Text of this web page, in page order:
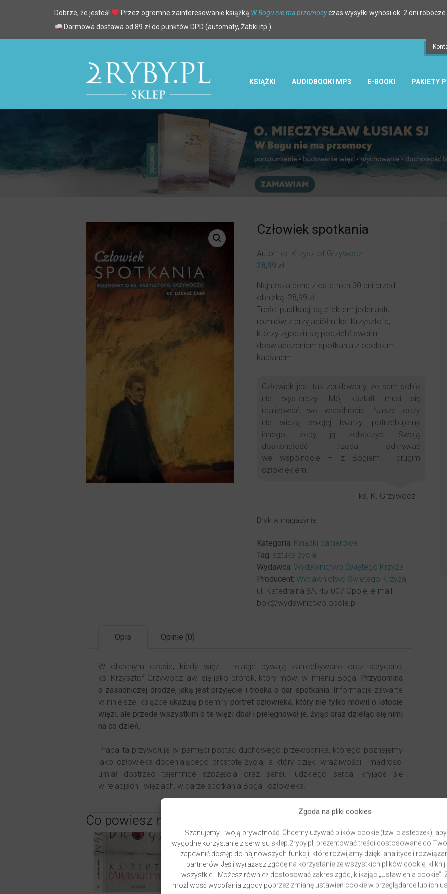
Zgoda na pliki cookies
Szanujemy Twoją prywatność. Chcemy używać plików cookie (tzw. ciasteczek),
wygodne korzystanie z serwisu sklep.2ryby.pl, prezentować treści dostosowane do
zapewnić dostęp do najnowszych funkcji, które rozwijamy dzięki analityce i
partnerów. Jeśli wyrażasz zgodę na korzystanie ze wszystkich plików cookie, kliknij
wszystkie”. Możesz również dostosować zakres zgód, klikając „Ustawienia cookie”.
możliwość wycofania zgody poprzez zmianę ustawień cookie w przeglądarce lub ich
Dobrze, że jesteś! Przez ogromne zainteresowanie książką W Bogu nie ma przemocyczas wysyłki wynosi ok. 2 dni robocze.
Darmowa dostawa od 89 zł do punktów DPD (automaty, Żabki itp.)
KSIĄŻKI AUDIOBOOKI MP3 E-BOOKI PAKIETY
Człowiek spotkania
Autor: ks. Krzysztof Grzywocz
28,99 zł
Najniższa cena z ostatnich 30 dni przed
obniżką: 28,99 zł
Treści publikacji są efektem jedenastu
rozmów z przyjaciółmi ks. Krzysztofa,
którzy zgodzili się podzielić swoim
doświadczeniem spotkania z opolskim
kapłanem.
Człowiek jest tak zbudowany, że sam sobie
nie wystarczy. Mój kształt musi się
realizować we wspólnocie. Nasze oczy
nie widzą swojej twarzy, potrzebujemy
innego, żeby ją zobaczyć. Swoją
doskonałość trzeba odkrywać
we wspólnocie – z Bogiem i drugim
człowiekiem.
ks. K. Grzywocz
Brak w magazynie
Kategoria: Książki papierowe
Tag: sztuka życia
Wydawca: Wydawnictwo Świętego Krzyża
Producent: Wydawnictwo Świętego Krzyża,
ul. Katedralna 8A, 45-007 Opole, e-mail:
bok@wydawnictwo.opole.pl
Opis Opinie (0)
W obecnym czasie, kiedy więzi i relacje bywają zaniedbywane oraz spłycane,
ks. Krzysztof Grzywocz jawi się jako prorok, który mówi w imieniu Boga.
Przypomina
o zasadniczej drodze, jaką jest przyjęcie i troska o dar spotkania. Informacje zawarte
w niniejszej książce ukazują pisemny portret człowieka, który nie tylko mówił o istocie
więzi, ale przede wszystkim o te więzi dbał i pielęgnował je, żyjąc oraz dzieląc się nimi
na co dzień.
Praca ta przywołuje w pamięci postać duchowego przewodnika, którego poznajemy
jako człowieka doceniającego prostotę życia, a który dzięki wrażliwości i mądrości
umiał dostrzec tajemnice szczęścia oraz sensu ludzkiego serca, kryjące się
w relacjach i więziach, w darze spotkania Boga i człowieka.
Co powiesz na to…